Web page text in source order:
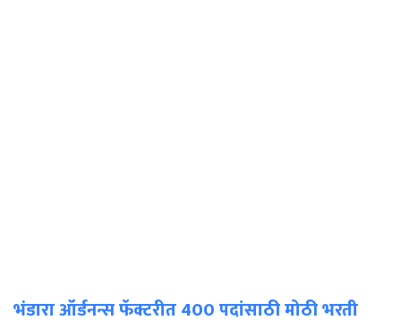
भंडारा ऑर्डनन्स फॅक्टरीत 400 पदांसाठी मोठी भरती